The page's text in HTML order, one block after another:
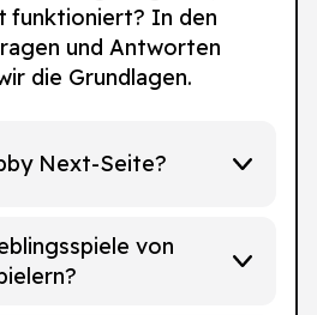
funktioniert? In den
und Antworten
die Grundlagen.
Next-Seite?
von